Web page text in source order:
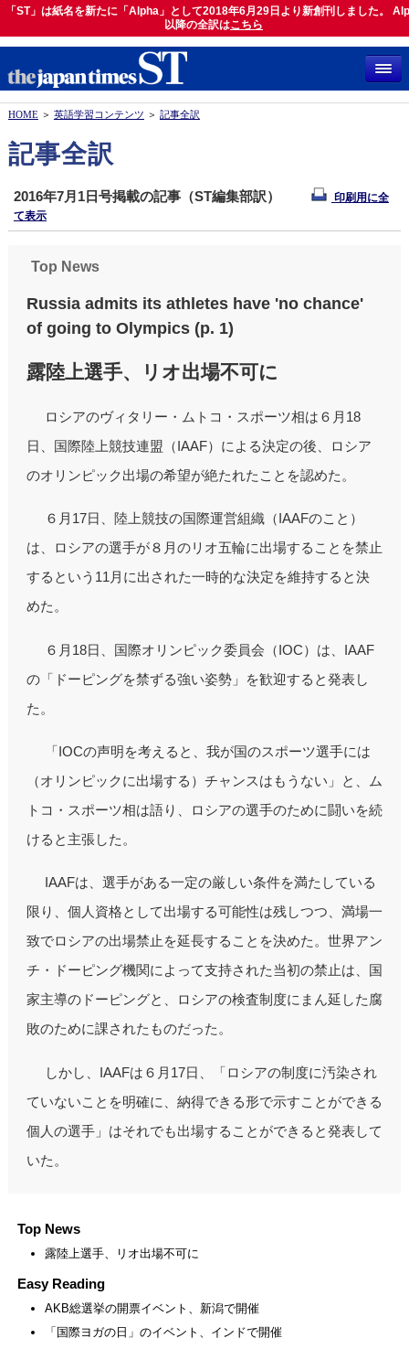
「ST」は紙名を新たに「Alpha」として2018年6月29日より新創刊しました。
以降の全訳はこちら
「ST」は紙名を新たに「Alpha」として2018年6月29日より新創刊しました。
以降の全訳はこちら
HOME＞ 英語学習コンテンツ ＞ 記事全訳
記事全訳
2016年7月1日号掲載の記事（ST編集部訳）
印刷用に全
て表示
Top News
Russia admits its athletes have 'no chance'
of going to Olympics (p. 1)
露陸上選手、リオ出場不可に
ロシアのヴィタリー・ムトコ・スポーツ相は６月18
日、国際陸上競技連盟（IAAF）による決定の後、ロシア
のオリンピック出場の希望が絶たれたことを認めた。
６月17日、陸上競技の国際運営組織（IAAFのこと）
は、ロシアの選手が８月のリオ五輪に出場することを禁止
するという11月に出された一時的な決定を維持すると決
めた。
６月18日、国際オリンピック委員会（IOC）は、IAAF
の「ドーピングを禁ずる強い姿勢」を歓迎すると発表し
た。
「IOCの声明を考えると、我が国のスポーツ選手には
（オリンピックに出場する）チャンスはもうない」と、ム
トコ・スポーツ相は語り、ロシアの選手のために闘いを続
けると主張した。
IAAFは、選手がある一定の厳しい条件を満たしている
限り、個人資格として出場する可能性は残しつつ、満場一
致でロシアの出場禁止を延長することを決めた。世界アン
チ・ドーピング機関によって支持された当初の禁止は、国
家主導のドーピングと、ロシアの検査制度にまん延した腐
敗のために課されたものだった。
しかし、IAAFは６月17日、「ロシアの制度に汚染され
ていないことを明確に、納得できる形で示すことができる
個人の選手」はそれでも出場することができると発表して
いた。
Top News
露陸上選手、リオ出場不可に
Easy Reading
AKB総選挙の開票イベント、新潟で開催
「国際ヨガの日」のイベント、インドで開催